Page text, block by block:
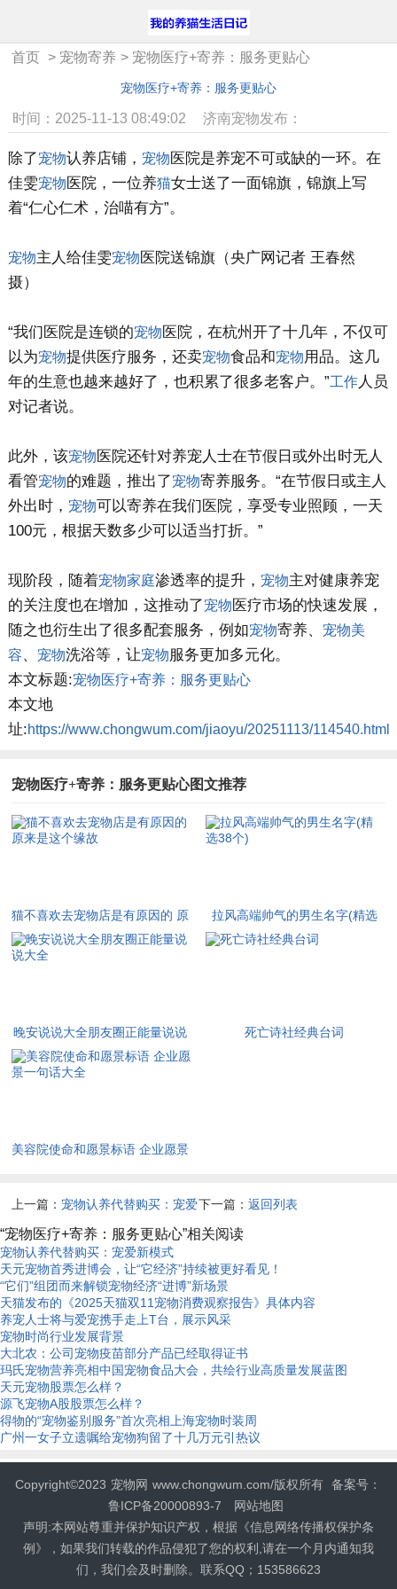
首页 > 宠物寄养 > 宠物医疗+寄养：服务更贴心
宠物医疗+寄养：服务更贴心
时间：2025-11-13 08:49:02 济南宠物发布：
除了宠物认养店铺， 宠物医院是养宠不可或缺的一环。在
佳雯宠物医院，一位养猫女士送了一面锦旗，锦旗上写
着“仁心仁术，治喵有方”。
宠物主人给佳雯宠物医院送锦旗（央广网记者 王春然
摄）
“我们医院是连锁的宠物医院，在杭州开了十几年，不仅可
以为宠物提供医疗服务，还卖宠物食品和宠物用品。这几
年的生意也越来越好了，也积累了很多老客户。”工作人员
对记者说。
此外，该宠物医院还针对养宠人士在节假日或外出时无人
看管宠物的难题，推出了宠物寄养服务。“在节假日或主人
外出时， 宠物可以寄养在我们医院，享受专业照顾，一天
100元，根据天数多少可以适当打折。”
现阶段，随着宠物家庭渗透率的提升， 宠物主对健康养宠
的关注度也在增加，这推动了宠物医疗市场的快速发展，
随之也衍生出了很多配套服务，例如宠物寄养、 宠物美
容、 宠物洗浴等，让宠物服务更加多元化。
本文标题:宠物医疗+寄养：服务更贴心
本文地
址:https://www.chongwum.com/jiaoyu/20251113/114540.html
宠物医疗+寄养：服务更贴心图文推荐
猫不喜欢去宠物店是有原因的 原
来是这个缘故
拉风高端帅气的男生名字(精选
38个)
晚安说说大全朋友圈正能量说说
大全
死亡诗社经典台词
美容院使命和愿景标语 企业愿景
上一篇： 宠物认养代替购买：宠爱
新模式
下一篇： 返回列表
“宠物医疗+寄养：服务更贴心”相关阅读
宠物认养代替购买：宠爱新模式
天元宠物首秀进博会，让“它经济”持续被更好看见！
“它们”组团而来解锁宠物经济“进博”新场景
天猫发布的《2025天猫双11宠物消费观察报告》具体内容
养宠人士将与爱宠携手走上T台，展示风采
宠物时尚行业发展背景
大北农：公司宠物疫苗部分产品已经取得证书
玛氏宠物营养亮相中国宠物食品大会，共绘行业高质量发展蓝图
天元宠物股票怎么样？
源飞宠物A股股票怎么样？
得物的“宠物鉴别服务”首次亮相上海宠物时装周
广州一女子立遗嘱给宠物狗留了十几万元引热议
Copyright©2023 宠物网 www.chongwum.com/版权所有 备案号：
鲁ICP备20000893-7
网站地图
声明:本网站尊重并保护知识产权，根据《信息网络传播权保护条
例》，如果我们转载的作品侵犯了您的权利,请在一个月内通知我
们，我们会及时删除。联系QQ；153586623